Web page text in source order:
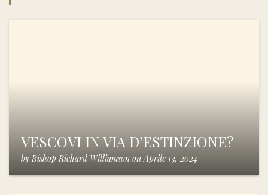
VESCOVI IN VIA D’ESTINZIONE?
by Bishop Richard Williamson onAprile 13, 2024